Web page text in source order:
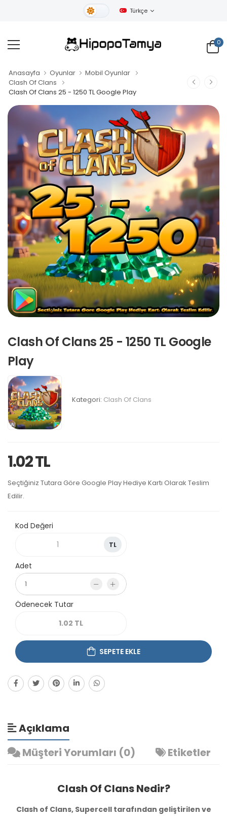
Gündüz Tema
Türkçe
0
Anasayfa Oyunlar
Mobil Oyunlar
Clash Of Clans
Clash Of Clans 25 - 1250 TL Google Play
Clash Of Clans 25 - 1250 TL Google
Play
Kategori: Clash Of Clans
1.02 TL
Seçtiğiniz Tutara Göre Google Play Hediye Kartı Olarak Teslim
Edilir.
Kod Değeri
TL
Adet
Ödenecek Tutar
SEPETE EKLE
Açıklama
Müşteri Yorumları (0)
Etiketler
Clash Of Clans Nedir?
Clash of Clans, Supercell tarafından geliştirilen ve